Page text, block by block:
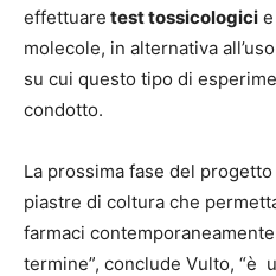
effettuare test tossicologici
molecole, in alternativa
su cui questo tipo di
condotto.
La prossima fase del
piastre di coltura che
farmaci
termine”, conclude Vulto, “è